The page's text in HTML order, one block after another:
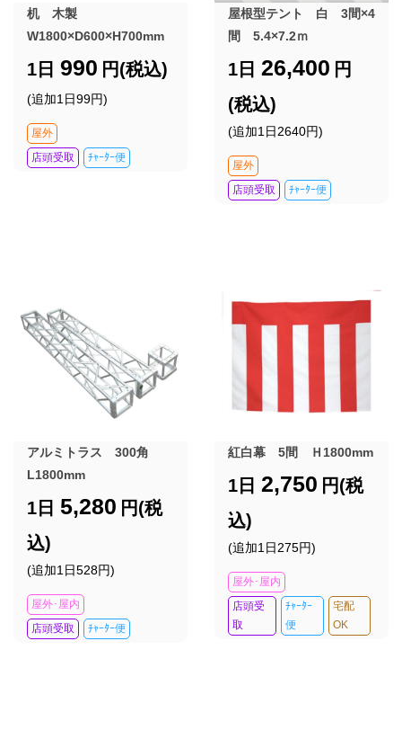
机 木製
W1800×D600×H700mm
1日 990 円(税込)
(追加1日99円)
屋外
店頭受取
ﾁｬｰﾀｰ便
屋根型テント 白 3間×4
間 5.4×7.2ｍ
1日 26,400 円
(税込)
(追加1日2640円)
屋外
店頭受取
ﾁｬｰﾀｰ便
アルミトラス 300角
L1800mm
1日 5,280 円(税
込)
(追加1日528円)
屋外･屋内
店頭受取
ﾁｬｰﾀｰ便
紅白幕 5間 Ｈ1800mm
1日 2,750 円(税
込)
(追加1日275円)
屋外･屋内
店頭受
取
ﾁｬｰﾀｰ
便
宅配
OK